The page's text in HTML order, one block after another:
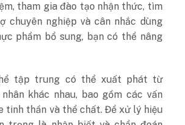
tham gia đào tạo nhận thức, tìm
chuyên nghiệp và cân nhắc dùng
phẩm bổ sung, bạn có thể nâng
tập trung có thể xuất phát từ
khác nhau, bao gồm các vấn
tinh thần và thể chất. Để xử lý hiệu